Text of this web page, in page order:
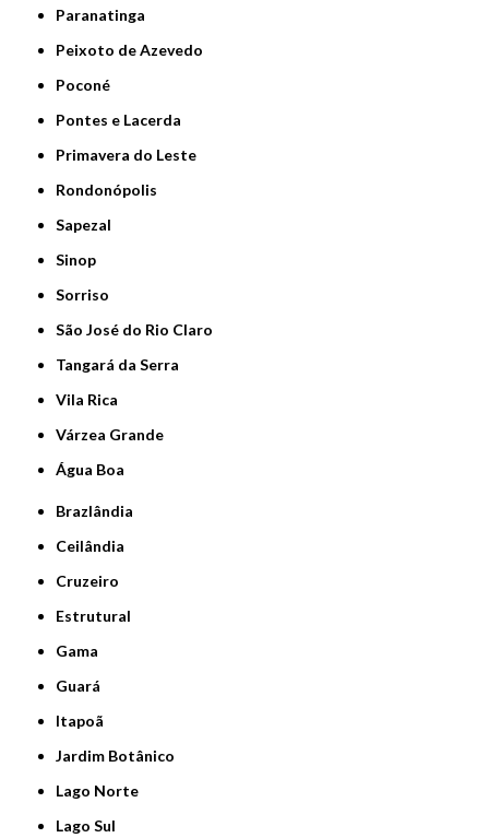
Paranatinga
Peixoto de Azevedo
Poconé
Pontes e Lacerda
Primavera do Leste
Rondonópolis
Sapezal
Sinop
Sorriso
São José do Rio Claro
Tangará da Serra
Vila Rica
Várzea Grande
Água Boa
Brazlândia
Ceilândia
Cruzeiro
Estrutural
Gama
Guará
Itapoã
Jardim Botânico
Lago Norte
Lago Sul